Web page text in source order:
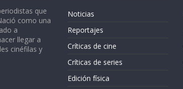
que
como una
a
llegar a
cinéfilas y
Noticias
Reportajes
Críticas de cine
Críticas de series
Edición física